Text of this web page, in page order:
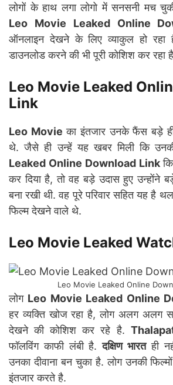
लोगों के हाथ लगा लोगो में सनसनी मच
Leo Movie Leaked Online
ऑनलाइन देखने के लिए व्याकुल हो रहा
डाउनलोड करने की भी पूरी कोशिश कर रहा
Leo Movie Leaked
Link
Leo Movie का इंतजार उनके फैंस बड़े
थे. जैसे ही उन्हें यह खबर मिली कि
Leaked Online Download Link
कर दिया है, तो वह बड़े उदास हुए उन्होंने
बना रखी थी. वह पूरे परिवार सहित यह है
फिल्म देखने वाले थे.
Leo Movie Leaked
Leo Movie Leaked Online
लोग Leo Movie Leaked Online
हर व्यक्ति खोज रहा है, लोग अलग अलग
देखने की कोशिश कर रहे है.
फॉलविंग काफी लंबी है.दक्षिण भारतही
उनका दीवाना बन चुका है. लोग उनकी
इंतजार करते है.